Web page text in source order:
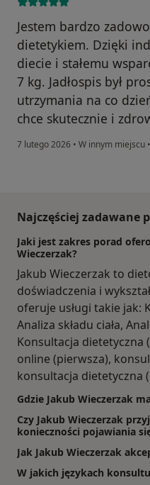
Jestem bardzo
dietetykiem. Dzięki
diecie i stałemu
7 kg. Jadłospis był
utrzymania na co
chce skutecznie i
7 lutego 2026 • W innym miejscu •
Najczęściej zadawane
Jaki jest zakres porad
Wieczerzak?
Jakub Wieczerzak to
doświadczenia i
oferuje usługi takie jak:
Analiza składu ciała,
Konsultacja dietetyczna
online (pierwsza),
konsultacja dietetyczna
Gdzie Jakub Wieczerzak
Czy Jakub Wieczerzak
konieczności pojawiania
Jak Jakub Wieczerzak
W jakich językach